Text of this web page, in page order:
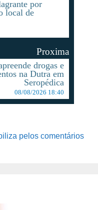
por
local de
Proxima
drogas e
na Dutra em
Seropédica
08/08/2026 18:40
pelos comentários